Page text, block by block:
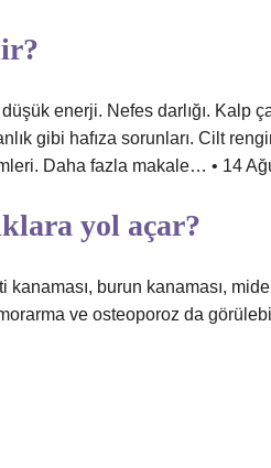
enerji. Nefes darlığı. Kalp
gibi hafıza sorunları. Cilt
Daha fazla makale… • 14
yol açar?
burun kanaması,
ve osteoporoz da